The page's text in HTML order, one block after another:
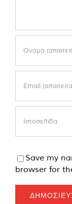
Save my
browser for